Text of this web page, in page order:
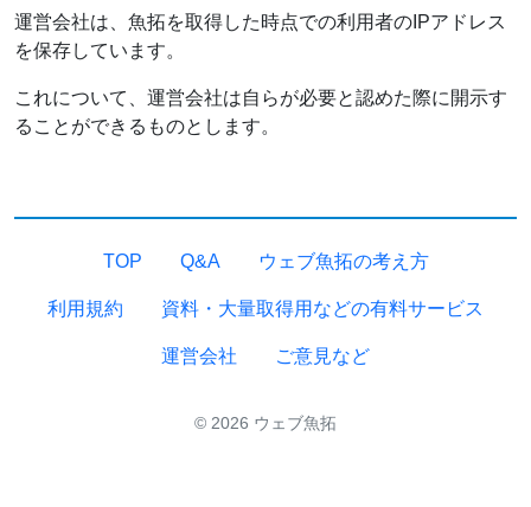
運営会社は、魚拓を取得した時点での利用者のIPアドレス
を保存しています。
これについて、運営会社は自らが必要と認めた際に開示す
ることができるものとします。
TOP Q&A ウェブ魚拓の考え方
利用規約 資料・大量取得用などの有料サービス
運営会社 ご意見など
© 2026 ウェブ魚拓